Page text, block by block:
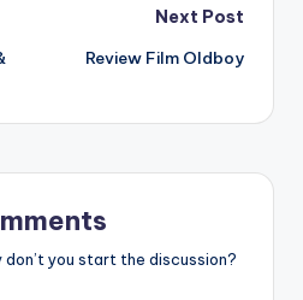
Next Post
Review Film Oldboy
you start the discussion?